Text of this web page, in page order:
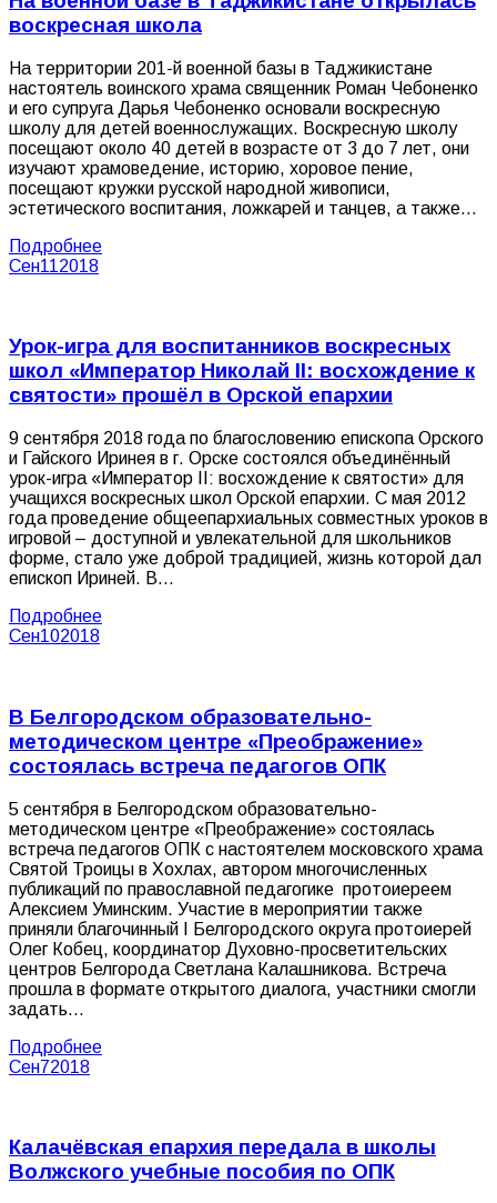
воскресная школа
На территории 201-й военной базы в Таджикистане
настоятель воинского храма священник Роман Чебоненко
и его супруга Дарья Чебоненко основали воскресную
школу для детей военнослужащих. Воскресную школу
посещают около 40 детей в возрасте от 3 до 7 лет, они
изучают храмоведение, историю, хоровое пение,
посещают кружки русской народной живописи,
эстетического воспитания, ложкарей и танцев, а также…
Подробнее
Сен112018
Урок-игра для воспитанников воскресных
школ «Император Николай II: восхождение к
святости» прошёл в Орской епархии
9 сентября 2018 года по благословению епископа Орского
и Гайского Иринея в г. Орске состоялся объединённый
урок-игра «Император II: восхождение к святости» для
учащихся воскресных школ Орской епархии. С мая 2012
года проведение общеепархиальных совместных уроков в
игровой – доступной и увлекательной для школьников
форме, стало уже доброй традицией, жизнь которой дал
епископ Ириней. В…
Подробнее
Сен102018
В Белгородском образовательно-
методическом центре «Преображение»
состоялась встреча педагогов ОПК
5 сентября в Белгородском образовательно-
методическом центре «Преображение» состоялась
встреча педагогов ОПК с настоятелем московского храма
Святой Троицы в Хохлах, автором многочисленных
публикаций по православной педагогике протоиереем
Алексием Уминским. Участие в мероприятии также
приняли благочинный I Белгородского округа протоиерей
Олег Кобец, координатор Духовно-просветительских
центров Белгорода Светлана Калашникова. Встреча
прошла в формате открытого диалога, участники смогли
задать…
Подробнее
Сен72018
Калачёвская епархия передала в школы
Волжского учебные пособия по ОПК